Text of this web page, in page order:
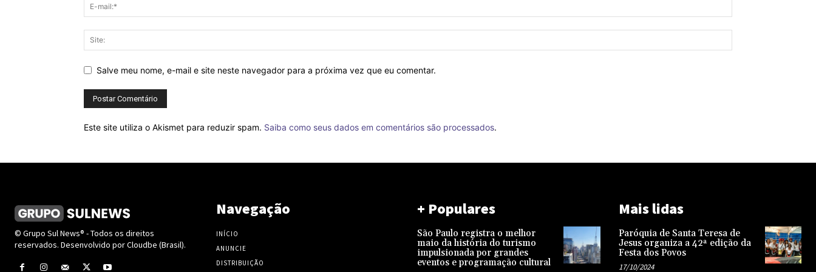
Salve meu nome, e-mail e site neste navegador para a próxima vez que eu comentar.
Este site utiliza o Akismet para reduzir spam. Saiba como seus dados em comentários são processados.
© Grupo Sul News® - Todos os direitos
reservados. Desenvolvido por Cloudbe (Brasil).
Navegação
INÍCIO
ANUNCIE
DISTRIBUIÇÃO
+ Populares
São Paulo registra o melhor
maio da história do turismo
impulsionada por grandes
eventos e programação cultural
Mais lidas
Paróquia de Santa Teresa de
Jesus organiza a 42ª edição da
Festa dos Povos
17/10/2024